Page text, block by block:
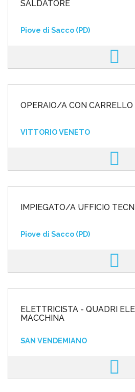
SALDATORE
Piove di Sacco (PD)
OPERAIO/A CON CARRELLO
VITTORIO VENETO
IMPIEGATO/A UFFICIO
Piove di Sacco (PD)
ELETTRICISTA - QUADRI
MACCHINA
SAN VENDEMIANO